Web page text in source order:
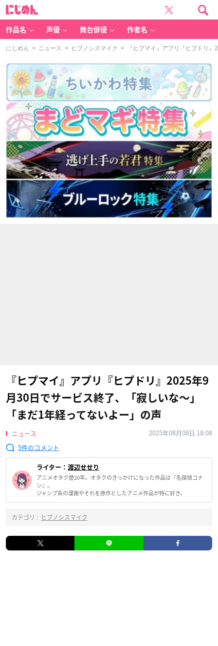
作品名 声優 舞台俳優 作者名
にじめん > ニュース > ヒプノシスマイク > 『ヒプマイ』アプリ『ヒプドリ』
『ヒプマイ』アプリ『ヒプドリ』2025年9
月30日でサービス終了、「寂しいな〜」
「まだ1年経ってないよー」の声
ニュース
2025年08月08日 18:08
5
ライター： 渡辺せせり
アニメオタク歴20年。オタクのきっかけになった作品は『名探偵コナ
ン』。
ジャンプ系の漫画やそれを原作としたアニメ作品が特に好き。
カテゴリ : ヒプノシスマイク